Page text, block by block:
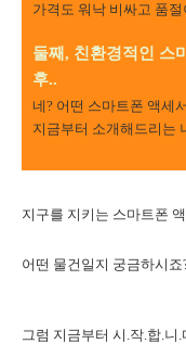
가격도 워낙 비싸고 품
둘째, 친환경적인 스
후..
네? 어떤 스마트폰 액세
지금부터 소개해드리는
지구를 지키는 스마트폰
어떤 물건일지 궁금하시죠
그럼 지금부터 시.작.합.니.